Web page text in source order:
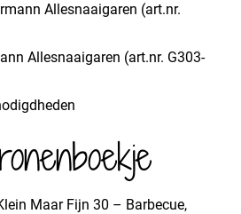
Allesnaaigaren (art.nr.
Allesnaaigaren (art.nr. G303-
Maar Fijn 30 – Barbecue,